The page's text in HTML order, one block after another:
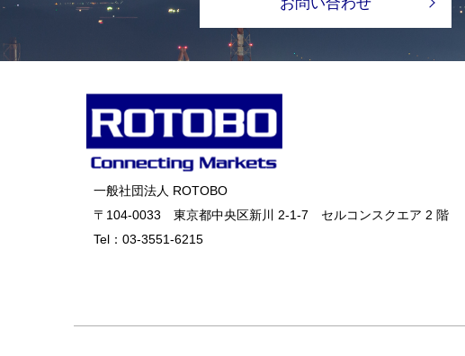
一般社団法人 ROTOBO
〒104-0033 東京都中央区新川 2-1-7 セルコンスクエア 2 階
Tel： 03-3551-6215